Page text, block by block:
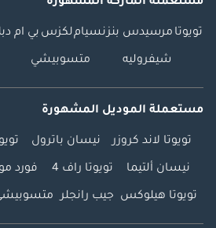
مستعملة الماركة المشهورة
تويوتا مرسيدس بنزنسياملكزس بي ام
شيفروليه متسوبيشي
مستعملة الموديل المشهورة
تويوتا لاند كروزر نيسان باترول
نيسان ألتيما تويوتا راف 4 فورد
تويوتا هيلوكس جيب رانجلر